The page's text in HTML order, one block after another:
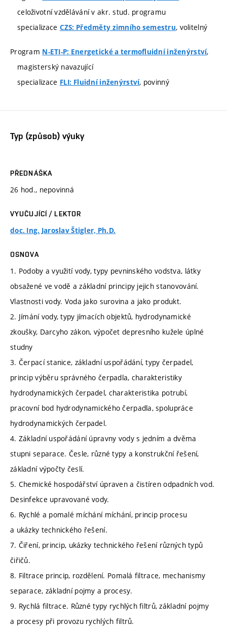
celoživotní vzdělávání v akr. stud. programu
specializace CZS: Předměty zimního semestru, volitelný
Program N-ETI-P: Energetické a termofluidní inženýrství,
magisterský navazující
specializace FLI: Fluidní inženýrství, povinný
Typ (způsob) výuky
PŘEDNÁŠKA
26 hod., nepovinná
VYUČUJÍCÍ / LEKTOR
doc. Ing. Jaroslav Štigler, Ph.D.
OSNOVA
1. Podoby a využití vody, typy pevninského vodstva, látky
obsažené ve vodě a základní principy jejich stanovování.
Vlastnosti vody. Voda jako surovina a jako produkt.
2. Jímání vody, typy jímacích objektů, hydrodynamické
zkoušky, Darcyho zákon, výpočet depresního kužele úplné
studny
3. Čerpací stanice, základní uspořádání, typy čerpadel,
princip výběru správného čerpadla, charakteristiky
hydrodynamických čerpadel, charakteristika potrubí,
pracovní bod hydrodynamického čerpadla, spolupráce
hydrodynamických čerpadel.
4. Základní uspořádání úpravny vody s jedním a dvěma
stupni separace. Česle, různé typy a konstrukční řešení,
základní výpočty česlí.
5. Chemické hospodářství úpraven a čistíren odpadních vod.
Desinfekce upravované vody.
6. Rychlé a pomalé míchání míchání, princip procesu
a ukázky technického řešení.
7. Čiření, princip, ukázky technického řešení různých typů
čiřičů.
8. Filtrace princip, rozdělení. Pomalá filtrace, mechanismy
separace, základní pojmy a procesy.
9. Rychlá filtrace. Různé typy rychlých filtrů, základní pojmy
a procesy při provozu rychlých filtrů.